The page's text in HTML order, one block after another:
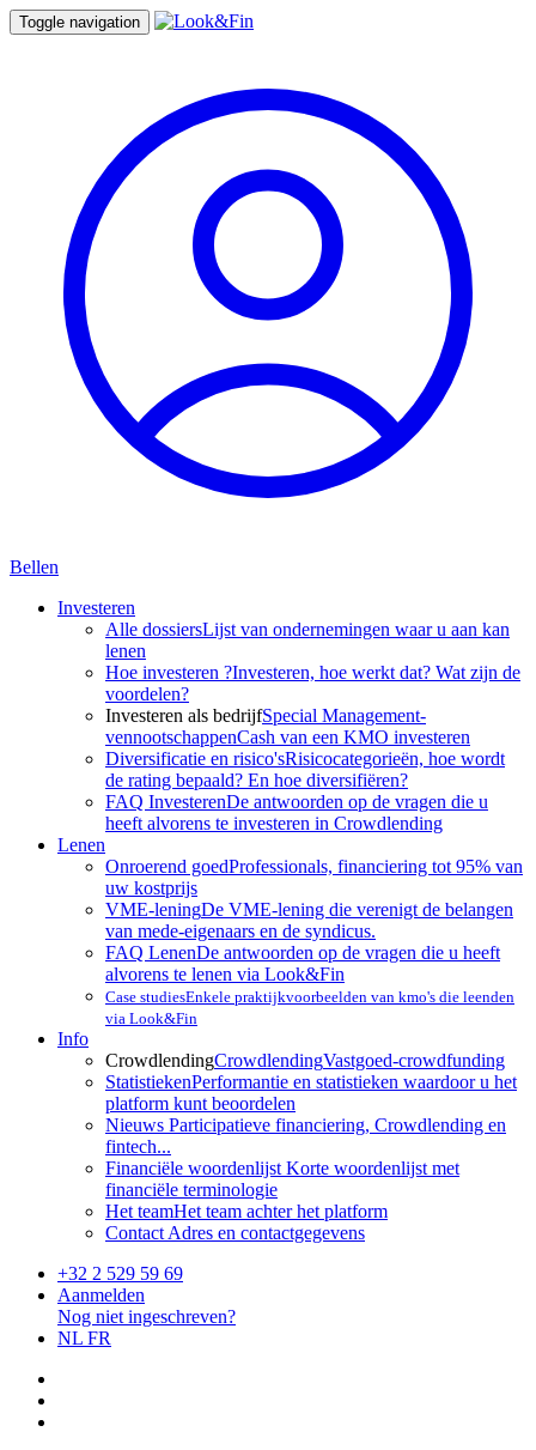
Toggle navigation
Bellen
Investeren
Alle dossiersLijst van ondernemingen waar u aan kan
lenen
Hoe investeren ?Investeren, hoe werkt dat? Wat zijn de
voordelen?
Investeren als bedrijfSpecial Management-
vennootschappenCash van een KMO investeren
Diversificatie en risico'sRisicocategorieën, hoe wordt
de rating bepaald? En hoe diversifiëren?
FAQ InvesterenDe antwoorden op de vragen die u
heeft alvorens te investeren in Crowdlending
Lenen
Onroerend goedProfessionals, financiering tot 95% van
uw kostprijs
VME-leningDe VME-lening die verenigt de belangen
van mede-eigenaars en de syndicus.
FAQ LenenDe antwoorden op de vragen die u heeft
alvorens te lenen via Look&Fin
Case studiesEnkele praktijkvoorbeelden van kmo's die leenden
via Look&Fin
Info
CrowdlendingCrowdlendingVastgoed-crowdfunding
StatistiekenPerformantie en statistieken waardoor u het
platform kunt beoordelen
Nieuws Participatieve financiering, Crowdlending en
fintech...
Financiële woordenlijst Korte woordenlijst met
financiële terminologie
Het teamHet team achter het platform
Contact Adres en contactgegevens
+32 2 529 59 69
Aanmelden
Nog niet ingeschreven?
NL FR